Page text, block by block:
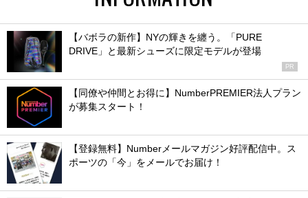
【バボラの新作】NYの輝きを纏う。「PURE
DRIVE」と最新シューズに限定モデルが登場
PR
【同僚や仲間とお得に】NumberPREMIER法人プラン
が募集スタート！
【登録無料】Numberメールマガジン好評配信中。ス
ポーツの「今」をメールでお届け！